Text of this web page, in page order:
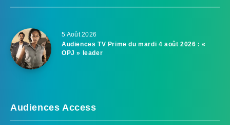
5 Août 2026
Audiences TV Prime du mardi 4 août 2026 : «
OPJ » leader
Audiences Access